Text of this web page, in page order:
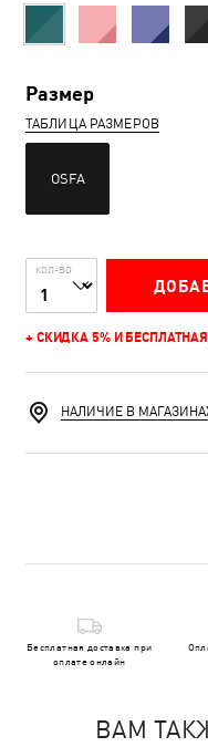
Размер
ТАБЛИЦА РАЗМЕРОВ
OSFA
КОЛ-ВО
+ СКИДКА 5% И
НАЛИЧИЕ В
Бесплатная доставка при
оплате онлайн
ВАМ